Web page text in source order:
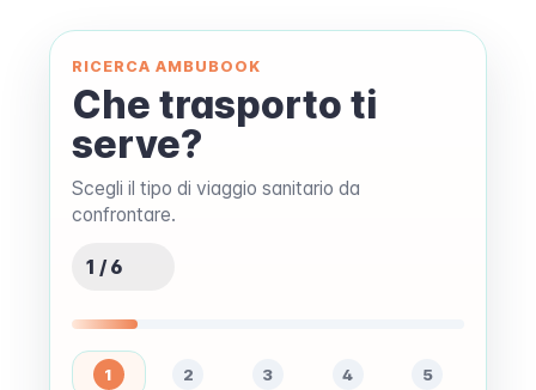
RICERCA AMBUBOOK
Che trasporto ti
serve?
Scegli il tipo di viaggio sanitario da
confrontare.
1 / 6
1 2 3 4 5